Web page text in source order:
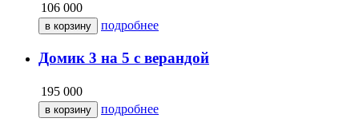
106 000
подробнее
Домик 3 на 5 с верандой
195 000
подробнее